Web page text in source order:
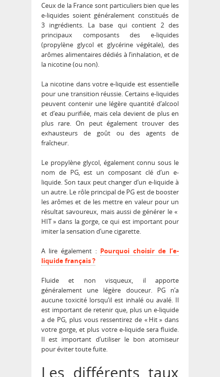
Ceux de la France sont particuliers bien que les
e-liquides soient généralement constitués de
3 ingrédients. La base qui contient 2 des
principaux composants des e-liquides
(propylène glycol et glycérine végétale), des
arômes alimentaires dédiés à l’inhalation, et de
la nicotine (ou non).
La nicotine dans votre e-liquide est essentielle
pour une transition réussie. Certains e-liquides
peuvent contenir une légère quantité d’alcool
et d’eau purifiée, mais cela devient de plus en
plus rare. On peut également trouver des
exhausteurs de goût ou des agents de
fraîcheur.
Le propylène glycol, également connu sous le
nom de PG, est un composant clé d’un e-
liquide. Son taux peut changer d’un e-liquide à
un autre. Le rôle principal de PG est de booster
les arômes et de les mettre en valeur pour un
résultat savoureux, mais aussi de générer le «
HIT » dans la gorge, ce qui est important pour
imiter la sensation d’une cigarette.
A lire également : Pourquoi choisir de l’e-
liquide français ?
Fluide et non visqueux, il apporte
généralement une légère douceur. PG n’a
aucune toxicité lorsqu’il est inhalé ou avalé. Il
est important de retenir que, plus un e-liquide
a de PG, plus vous ressentirez de « Hit » dans
votre gorge, et plus votre e-liquide sera fluide.
Il est important d’utiliser le bon atomiseur
pour éviter toute fuite.
Les différents taux